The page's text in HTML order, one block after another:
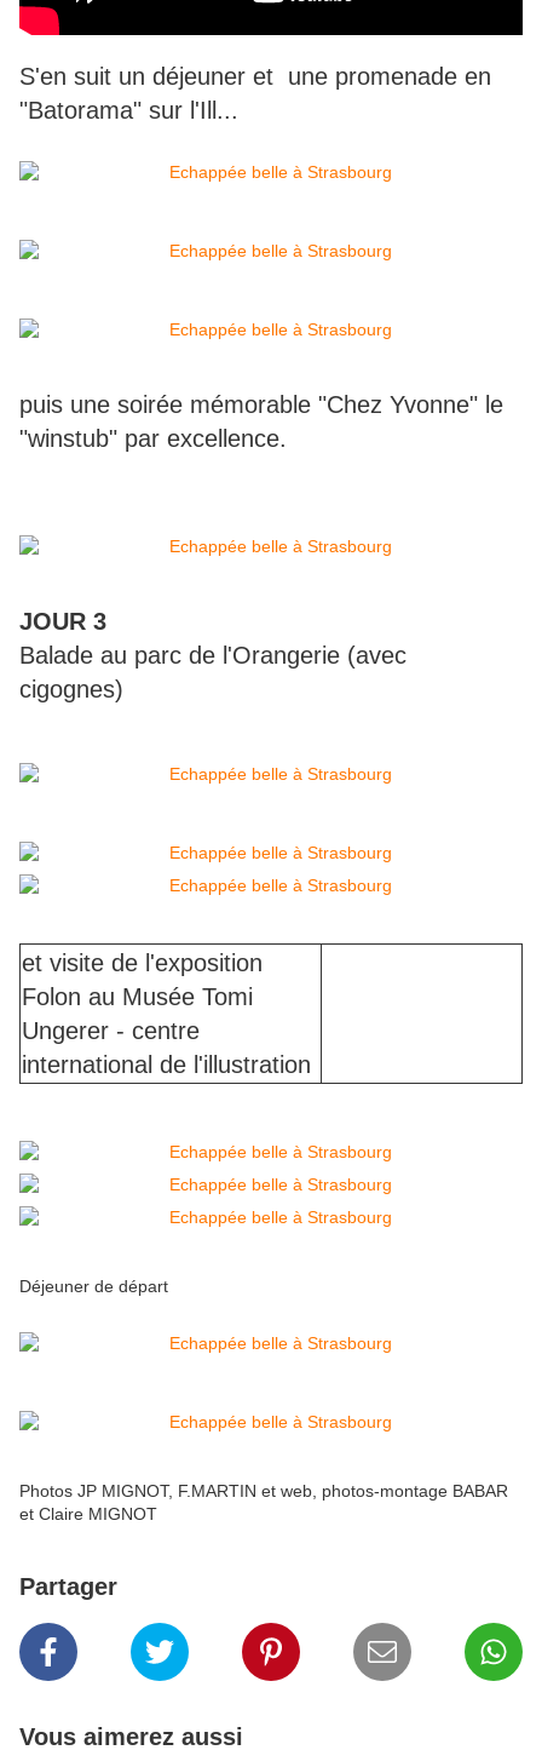
S'en suit un déjeuner et une promenade en
"Batorama" sur l'Ill...
puis une soirée mémorable "Chez Yvonne" le
"winstub" par excellence.
JOUR 3
Balade au parc de l'Orangerie (avec
cigognes)
et visite de l'exposition
Folon au Musée Tomi
Ungerer - centre
international de l'illustration
Déjeuner de départ
Photos JP MIGNOT, F.MARTIN et web, photos-montage BABAR
et Claire MIGNOT
Partager
Vous aimerez aussi